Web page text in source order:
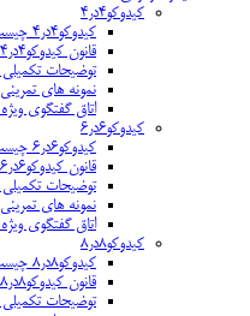
کیدوکو۴در۴
کیدوکو۴در۴ چیست؟
قانون کیدوکو۴در۴
توضیحات تکمیلی
نمونه های تمرینی
اتاق گفتگوی ویژه
کیدوکو۶در۶
کیدوکو۶در۶ چیست؟
قانون کیدوکو۶در۶
توضیحات تکمیلی
نمونه های تمرینی
اتاق گفتگوی ویژه
کیدوکو۸در۸
کیدوکو۸در۸ چیست؟
قانون کیدوکو۸در۸
توضیحات تکمیلی